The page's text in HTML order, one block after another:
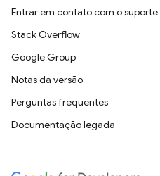
Entrar em contato com o suporte
Stack Overflow
Google Group
Notas da versão
Perguntas frequentes
Documentação legada